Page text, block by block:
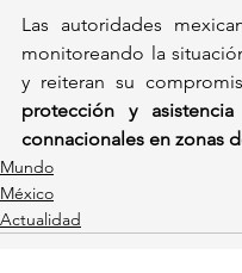
Las autoridades
monitoreando la
y reiteran su
protección y
connacionales en zonas
Mundo
México
Actualidad